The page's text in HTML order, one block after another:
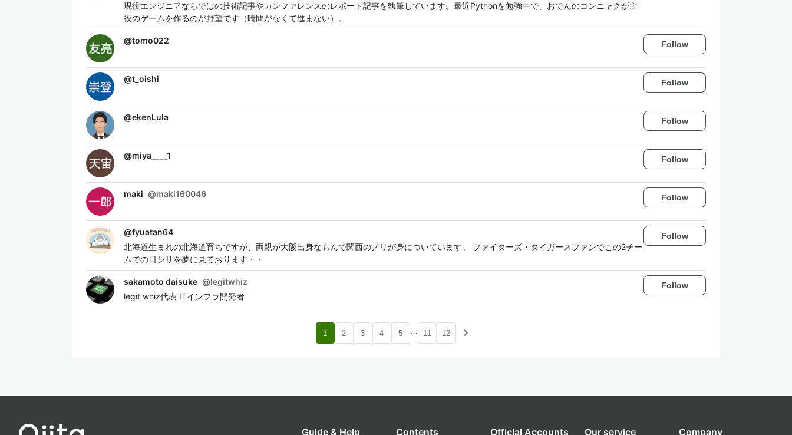
現役エンジニアならではの技術記事やカンファレンスのレポート記事を執筆しています。最近Pythonを勉強中で、おでんのコンニャクが主
役のゲームを作るのが野望です（時間がなくて進まない）。
@tomo022 Follow
@t_oishi Follow
@ekenLula Follow
@miya____1 Follow
maki @maki160046 Follow
@fyuatan64
北海道生まれの北海道育ちですが、両親が大阪出身なもんで関西のノリが身についています。 ファイターズ・タイガースファンでこの2チー
ムでの日シリを夢に見ております・・
Follow
sakamoto daisuke @legitwhiz
legit whiz代表 ITインフラ開発者
Follow
1 2 3 4 5 … 11 12 navigate_next
Guide & Help Contents Official Accounts Our service Company